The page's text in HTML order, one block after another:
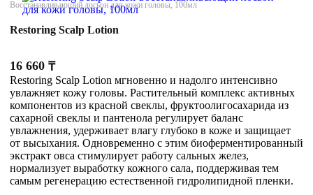
Восстанавливающий лосьон для кожи головы, 100мл
Restoring Scalp Lotion
16 660 ₸
Restoring Scalp Lotion мгновенно и надолго интенсивно
увлажняет кожу головы. Растительный комплекс активных
компонентов из красной свеклы, фруктоолигосахарида из
сахарной свеклы и пантенола регулирует баланс
увлажнения, удерживает влагу глубоко в коже и защищает
от высыхания. Одновременно с этим биоферментированный
экстракт овса стимулирует работу сальных желез,
нормализует выработку кожного сала, поддерживая тем
самым регенерацию естественной гидролипидной пленки.